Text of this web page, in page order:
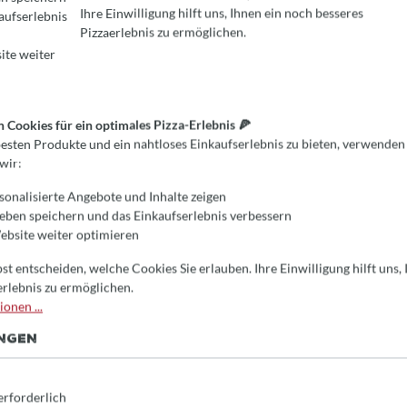
Zusatzstoffe enthalten können, sind diese Schamottesteine
von 135 Stück, die ausreichend Material für Ihr
Ihren Ofenbau, und sorgen dafür, dass Ihre Speisen in einer
Qualität von Valoriani – für ein perfektes Backerlebnis.
für ein optimales Pizza-Erlebnis 🍕
Produkte und ein nahtloses Einkaufserlebnis zu bieten, verwenden
weiter
Ihre Einwilligung hilft uns, Ihnen ein noch besseres
Pizzaerlebnis zu ermöglichen.
Cookies für ein optimales Pizza-Erlebnis 🍕
Produkte und ein nahtloses Einkaufserlebnis zu bieten,
Angebote und Inhalte zeigen
speichern und das Einkaufserlebnis verbessern
weiter optimieren
entscheiden, welche Cookies Sie erlauben. Ihre Einwilligung hilft uns,
zu ermöglichen.
...